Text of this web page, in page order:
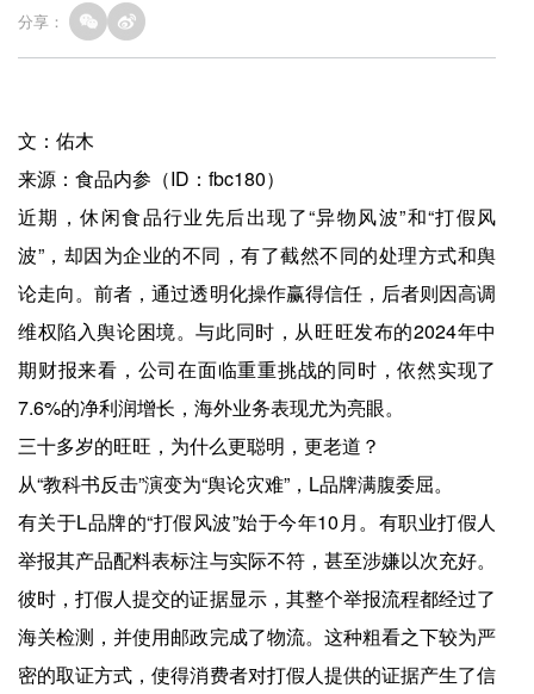
分享：
文：佑木
来源：食品内参（ID：fbc180）
近期，休闲食品行业先后出现了“异物风波”和“打假风
波”，却因为企业的不同，有了截然不同的处理方式和舆
论走向。前者，通过透明化操作赢得信任，后者则因高调
维权陷入舆论困境。与此同时，从旺旺发布的2024年中
期财报来看，公司在面临重重挑战的同时，依然实现了
7.6%的净利润增长，海外业务表现尤为亮眼。
三十多岁的旺旺，为什么更聪明，更老道？
从“教科书反击”演变为“舆论灾难”，L品牌满腹委屈。
有关于L品牌的“打假风波”始于今年10月。有职业打假人
举报其产品配料表标注与实际不符，甚至涉嫌以次充好。
彼时，打假人提交的证据显示，其整个举报流程都经过了
海关检测，并使用邮政完成了物流。这种粗看之下较为严
密的取证方式，使得消费者对打假人提供的证据产生了信